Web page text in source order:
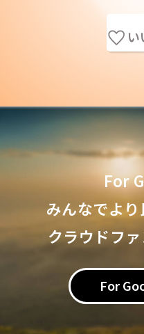
い
For
みんなでよ
クラウドフ
For